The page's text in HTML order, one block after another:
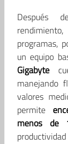
Después
programas,
un equipo
Gigabyte
manejando
valores
permite
menos de